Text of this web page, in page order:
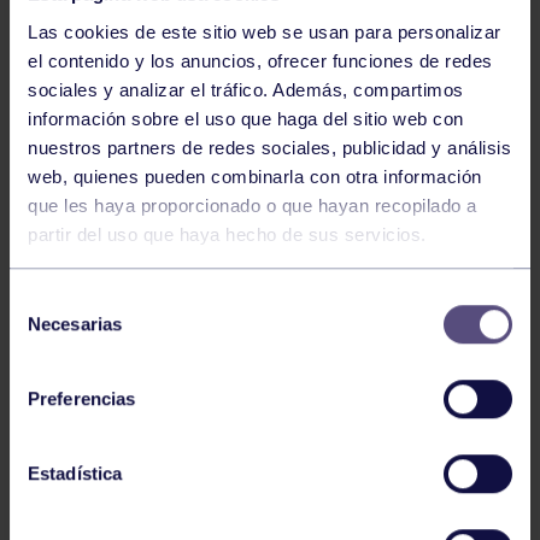
Las cookies de este sitio web se usan para personalizar
el contenido y los anuncios, ofrecer funciones de redes
sociales y analizar el tráfico. Además, compartimos
información sobre el uso que haga del sitio web con
nuestros partners de redes sociales, publicidad y análisis
web, quienes pueden combinarla con otra información
que les haya proporcionado o que hayan recopilado a
partir del uso que haya hecho de sus servicios.
Necesarias
Preferencias
Estadística
Voleibol
CAMPEONAS DE ASTURIAS
Voleibol